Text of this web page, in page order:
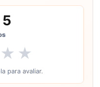
★ ★
para avaliar.